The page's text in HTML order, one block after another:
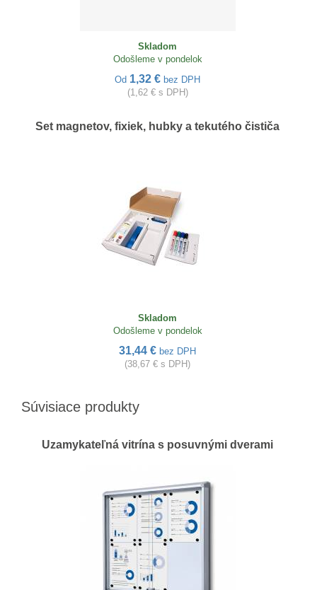
Skladom
Odošleme v pondelok
Od 1,32 € bez DPH
(1,62 € s DPH)
Set magnetov, fixiek, hubky a tekutého čističa
Skladom
Odošleme v pondelok
31,44 € bez DPH
(38,67 € s DPH)
Súvisiace produkty
Uzamykateľná vitrína s posuvnými dverami